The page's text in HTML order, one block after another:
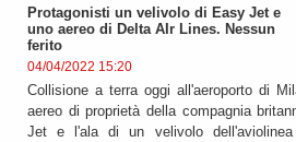
Protagonisti un velivolo di Easy Jet e
uno aereo di Delta AIr Lines. Nessun
ferito
04/04/2022 15:20
Collisione a terra oggi all'aeroporto di
aereo di proprietà della compagnia
Jet e l'ala di un velivolo dell'aviolinea